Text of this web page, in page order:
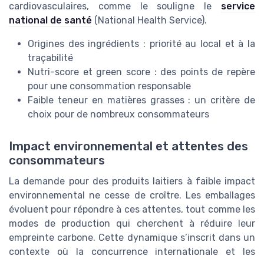
cardiovasculaires, comme le souligne le service
national de santé (National Health Service).
Origines des ingrédients : priorité au local et à la
traçabilité
Nutri-score et green score : des points de repère
pour une consommation responsable
Faible teneur en matières grasses : un critère de
choix pour de nombreux consommateurs
Impact environnemental et attentes des
consommateurs
La demande pour des produits laitiers à faible impact
environnemental ne cesse de croître. Les emballages
évoluent pour répondre à ces attentes, tout comme les
modes de production qui cherchent à réduire leur
empreinte carbone. Cette dynamique s’inscrit dans un
contexte où la concurrence internationale et les